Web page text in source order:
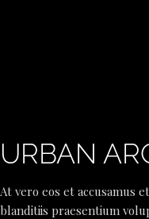
URBAN
At vero eos et accusamus
blanditiis praesentium